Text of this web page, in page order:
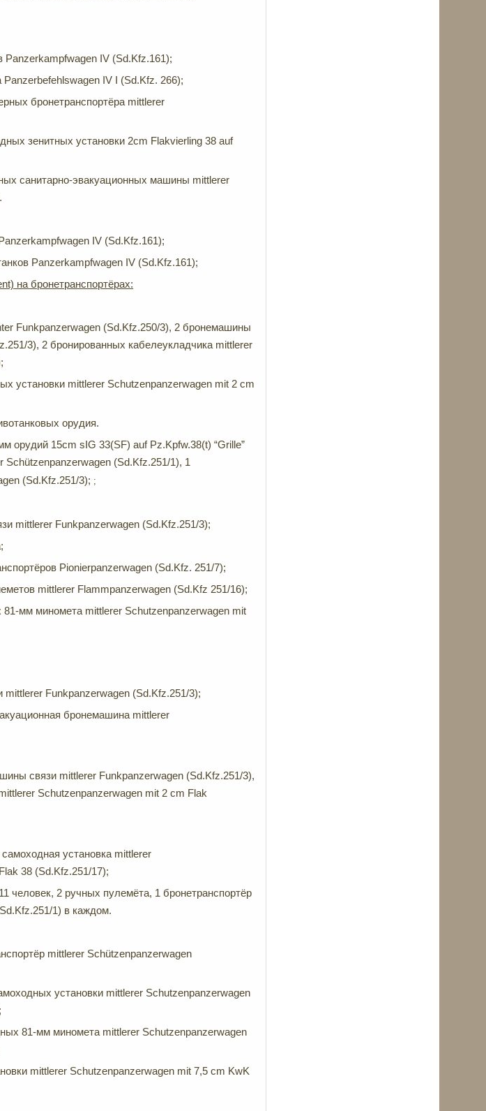
Panzerkampfwagen IV (Sd.Kfz.161);
Panzerbefehlswagen IV I (Sd.Kfz. 266);
бронетранспортёра mittlerer
зенитных установки 2cm Flakvierling 38 auf
санитарно-эвакуационных машины mittlerer
IV (Sd.Kfz.161);
Panzerkampfwagen IV (Sd.Kfz.161);
на бронетранспортёрах:
Funkpanzerwagen (Sd.Kfz.250/3), 2 бронемашины
3), 2 бронированных кабелеукладчика mittlerer
установки mittlerer Schutzenpanzerwagen mit 2 cm
орудия.
орудий 15cm sIG 33(SF) auf Pz.Kpfw.38(t) “Grille”
Schützenpanzerwagen (Sd.Kfz.251/1), 1
(Sd.Kfz.251/3); ;
mittlerer Funkpanzerwagen (Sd.Kfz.251/3);
Pionierpanzerwagen (Sd.Kfz. 251/7);
mittlerer Flammpanzerwagen (Sd.Kfz 251/16);
мм миномета mittlerer Schutzenpanzerwagen mit
Funkpanzerwagen (Sd.Kfz.251/3);
бронемашина mittlerer
связи mittlerer Funkpanzerwagen (Sd.Kfz.251/3),
Schutzenpanzerwagen mit 2 cm Flak
установка mittlerer
38 (Sd.Kfz.251/17);
человек, 2 ручных пулемёта, 1 бронетранспортёр
1) в каждом.
mittlerer Schützenpanzerwagen
установки mittlerer Schutzenpanzerwagen
81-мм миномета mittlerer Schutzenpanzerwagen
mittlerer Schutzenpanzerwagen mit 7,5 cm KwK